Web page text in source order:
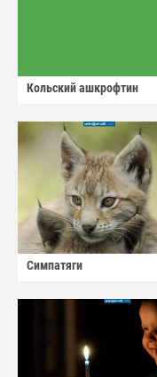
Кольский ашкрофтин
Симпатяги